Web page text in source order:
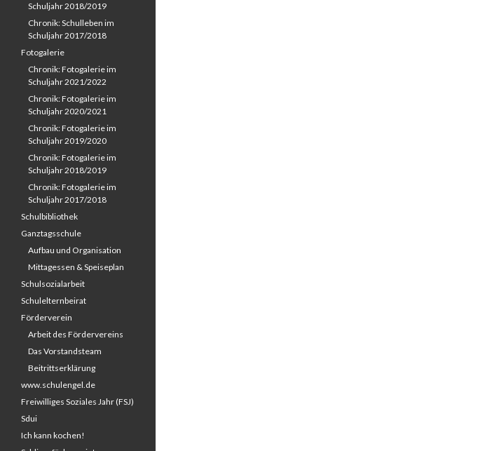
Schuljahr 2018/2019
Chronik: Schulleben im
Schuljahr 2017/2018
Fotogalerie
Chronik: Fotogalerie im
Schuljahr 2021/2022
Chronik: Fotogalerie im
Schuljahr 2020/2021
Chronik: Fotogalerie im
Schuljahr 2019/2020
Chronik: Fotogalerie im
Schuljahr 2018/2019
Chronik: Fotogalerie im
Schuljahr 2017/2018
Schulbibliothek
Ganztagsschule
Aufbau und Organisation
Mittagessen & Speiseplan
Schulsozialarbeit
Schulelternbeirat
Förderverein
Arbeit des Fördervereins
Das Vorstandsteam
Beitrittserklärung
www.schulengel.de
Freiwilliges Soziales Jahr (FSJ)
Sdui
Ich kann kochen!